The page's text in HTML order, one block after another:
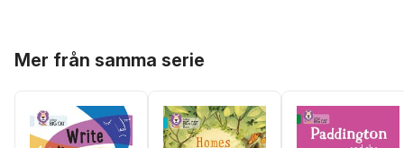
Mer från samma serie